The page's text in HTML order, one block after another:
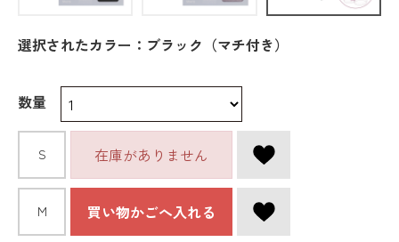
選択されたカラー：ブラック（マチ付き）
数量
S 在庫がありません
M 買い物かごへ入れる